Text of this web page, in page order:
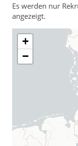
Es werden nur
angezeigt.
+
−